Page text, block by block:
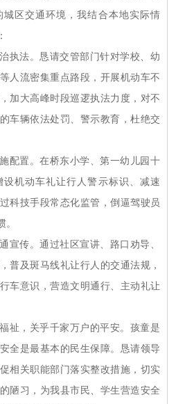
区交通环境，我结合本地实际情
执法。恳请交管部门针对学校、幼
人流密集重点路段，开展机动车不
加大高峰时段巡逻执法力度，对不
车辆依法处罚、警示教育，杜绝交
配置。在桥东小学、第一幼儿园十
机动车礼让行人警示标识、减速
科技手段常态化监管，倒逼驾驶员
宣传。通过社区宣讲、路口劝导、
普及斑马线礼让行人的交通法规，
车意识，营造文明通行、主动礼让
祉，关乎千家万户的平安。孩童是
全是最基本的民生保障。恳请领导
相关职能部门落实整改措施，切实
陋习，为我县市民、学生营造安全